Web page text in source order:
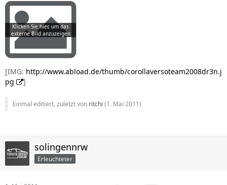
[IMG: http://www.abload.de/thumb/corollaversoteam2008dr3n.j
pg
]
Einmal editiert, zuletzt von ritchi (1. Mai 2011)
solingennrw
Erleuchteter